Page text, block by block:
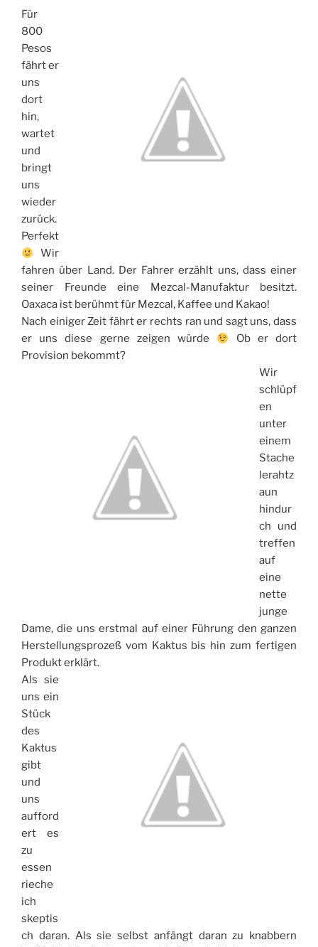
Für
800
Pesos
fährt er
uns
dort
hin,
wartet
und
bringt
uns
wieder
zurück.
Perfekt
Wir
fahren über Land. Der Fahrer erzählt uns, dass einer
seiner Freunde eine Mezcal-Manufaktur besitzt.
Oaxaca ist berühmt für Mezcal, Kaffee und Kakao!
Nach einiger Zeit fährt er rechts ran und sagt uns, dass
er uns diese gerne zeigen würde
Ob er dort
Provision bekommt?
Wir
schlüpf
en
unter
einem
Stache
lerahtz
aun
hindur
ch und
treffen
auf
eine
nette
junge
Dame, die uns erstmal auf einer Führung den ganzen
Herstellungsprozeß vom Kaktus bis hin zum fertigen
Produkt erklärt.
Als sie
uns ein
Stück
des
Kaktus
gibt
und
uns
aufford
ert es
zu
essen
rieche
ich
skeptis
ch daran. Als sie selbst anfängt daran zu knabbern